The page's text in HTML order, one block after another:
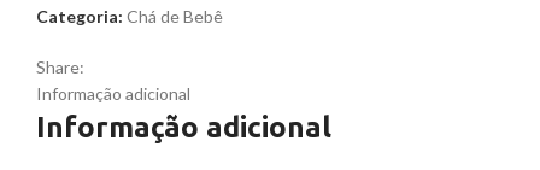
Categoria: Chá de Bebê
Share:
Informação adicional
Informação adicional